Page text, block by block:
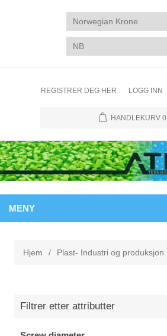
REGISTRER DEG HER LOGG INN
HANDLEKURV 0
MENY
Hjem / Plast- Industri og produksjon
Filtrer etter attributter